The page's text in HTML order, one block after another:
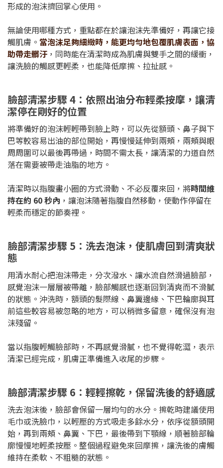
形成的泡沫擠回掌心使用。
無論使用哪種方式，重點都在於讓泡沫先準備好，再讓它接
觸肌膚。 當泡沫足夠細緻時，能更均勻地包覆肌膚表面，協
助帶走髒汙 ，同時能在清潔時成為肌膚與雙手之間的緩衝，
讓洗臉的觸感更輕柔，也能降低摩擦、拉扯感。
臉部清潔步驟 4：依照出油分布輕柔按摩，讓清
潔停在剛好的位置
將準備好的泡沫輕輕帶到臉上時，可以先從額頭、鼻子與下
巴等較容易出油的部位開始，再慢慢延伸到兩頰，兩頰與眼
周周圍可以最後再帶過，時間不需太長，讓清潔的力道自然
落在需要被帶走油脂的地方。
清潔時以指腹畫小圈的方式滑動、不必反覆來回，將時間維
持在約 60 秒內 ，讓泡沫隨著指腹自然移動，使動作停留在
輕柔而穩定的節奏裡。
臉部清潔步驟 5：洗去泡沫，使肌膚回到清爽狀
態
用清水耐心把泡沫帶走，分次潑水、讓水流自然滑過臉部，
感覺泡沫一層層被帶離，臉部觸感也逐漸回到清爽而不滑膩
的狀態。沖洗時，額頭的髮際線、鼻翼邊緣、下巴輪廓與耳
前這些較容易被忽略的地方，可以稍微多留意，確保沒有泡
沫殘留。
當以指腹輕觸臉部時，不再感覺滑膩，也不覺得乾澀，表示
清潔已經完成，肌膚正準備進入收尾的步驟。
臉部清潔步驟 6：輕輕擦乾，保留洗後的舒適感
洗去泡沫後，臉部會保留一層均勻的水分。擦乾時建議使用
毛巾或洗臉巾，以輕壓的方式吸走多餘水分，依序從額頭開
始，再到兩頰、鼻翼、下巴，最後帶到下顎線，順著臉部輪
廓慢慢地輕柔按壓。整個過程避免來回摩擦，讓洗後的膚觸
維持在柔軟、不粗糙的狀態。